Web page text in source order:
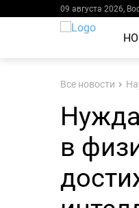
09 августа 2026,
Все новости
в